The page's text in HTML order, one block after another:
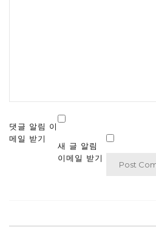
댓글 알림 이
메일 받기
새 글 알림
이메일 받기